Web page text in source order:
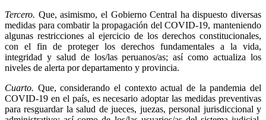
Tercero. Que, asimismo, el Gobierno Central ha dispuesto diversas
medidas para combatir la propagación del COVID-19, manteniendo
algunas restricciones al ejercicio de los derechos constitucionales,
con el fin de proteger los derechos fundamentales a la vida,
integridad y salud de los/las peruanos/as; así como actualiza los
niveles de alerta por departamento y provincia.
Cuarto. Que, considerando el contexto actual de la pandemia del
COVID-19 en el país, es necesario adoptar las medidas preventivas
para resguardar la salud de jueces, juezas, personal jurisdiccional y